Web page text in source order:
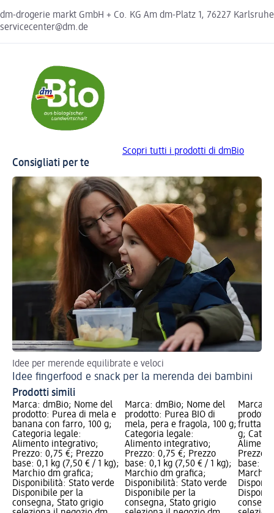
dm-drogerie markt GmbH + Co. KG Am dm-Platz 1, 76227 Karlsruhe
servicecenter@dm.de
Scopri tutti i prodotti di dmBio
Consigliati per te
Idee per merende equilibrate e veloci
Idee fingerfood e snack per la merenda dei bambini
Prodotti simili
Marca: dmBio; Nome del
prodotto: Purea di mela e
banana con farro, 100 g;
Categoria legale:
Alimento integrativo;
Prezzo: 0,75 €; Prezzo
base: 0,1 kg (7,50 € / 1 kg);
Marchio dm grafica;
Disponibilità: Stato verde
Disponibile per la
consegna, Stato grigio
Marca: dmBio; Nome del
prodotto: Purea BIO di
mela, pera e fragola, 100 g;
Categoria legale:
Alimento integrativo;
Prezzo: 0,75 €; Prezzo
base: 0,1 kg (7,50 € / 1 kg);
Marchio dm grafica;
Disponibilità: Stato verde
Disponibile per la
consegna, Stato grigio
Marca:
frutta
g;
Prezzo:
base:
Marchio